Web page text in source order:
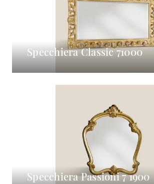
Specchiera Classic 71000
Specchiera Passioni 7 1900